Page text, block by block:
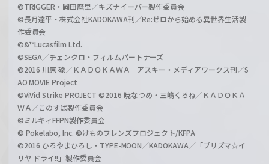
©TRIGGER・岡田麿里／キズナイーバー製作委員会
©長月達平・株式会社KADOKAWA刊／Re:ゼロから始める異世界生活製
作委員会
©&™Lucasfilm Ltd.
©SEGA／チェンクロ・フィルムパートナーズ
©2016 川原 礫／ＫＡＤＯＫＡＷＡ アスキー・メディアワークス刊／S
AO MOVIE Project
©ViVid Strike PROJECT ©2016 暁なつめ・三嶋くろね／ＫＡＤＯＫＡ
ＷＡ／このすば製作委員会
©ミルキィFFPN製作委員会
© Pokelabo, Inc. ©けものフレンズプロジェクト/KFPA
©2016 ひろやまひろし・TYPE-MOON／KADOKAWA／「プリズマ☆イ
リヤ ドライ!!」製作委員会